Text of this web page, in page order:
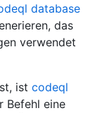
database
das
verwendet
ist codeql
Befehl eine